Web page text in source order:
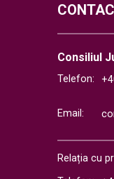
Consiliul
Telefon:
Email:
Relația cu